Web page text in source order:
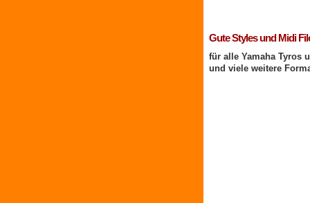
Gute Styles und Midi
für alle Yamaha Tyros
und viele weitere